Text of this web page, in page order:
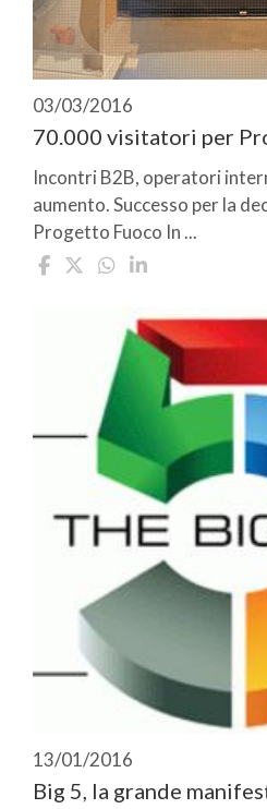
03/03/2016
70.000 visitatori per
Incontri B2B, operatori
aumento. Successo per la
Progetto Fuoco In ...
13/01/2016
Big 5, la grande